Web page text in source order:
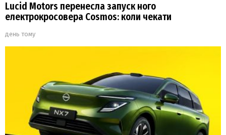
Lucid Motors перенесла запуск ного
електрокросовера Cosmos: коли чекати
день тому